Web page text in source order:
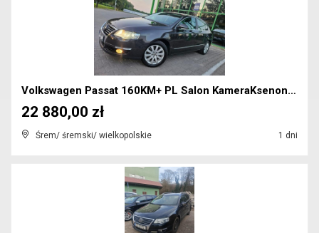
Volkswagen Passat 160KM+ PL Salon KameraKsenonRata...
Śrem/ śremski/ wielkopolskie 1 dni
22 880,00 zł